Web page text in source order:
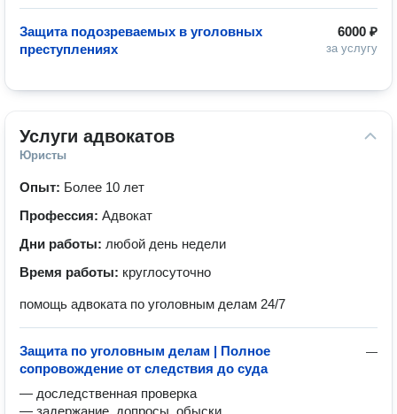
6000 ₽
за услугу
Защита подозреваемых в уголовных
преступлениях
Услуги адвокатов
Юристы
Опыт: Более 10 лет
Профессия: Адвокат
Дни работы: любой день недели
Время работы: круглосуточно
помощь адвоката по уголовным делам 24/7
—
Защита по уголовным делам | Полное
сопровождение от следствия до суда
— доследственная проверка
— задержание, допросы, обыски